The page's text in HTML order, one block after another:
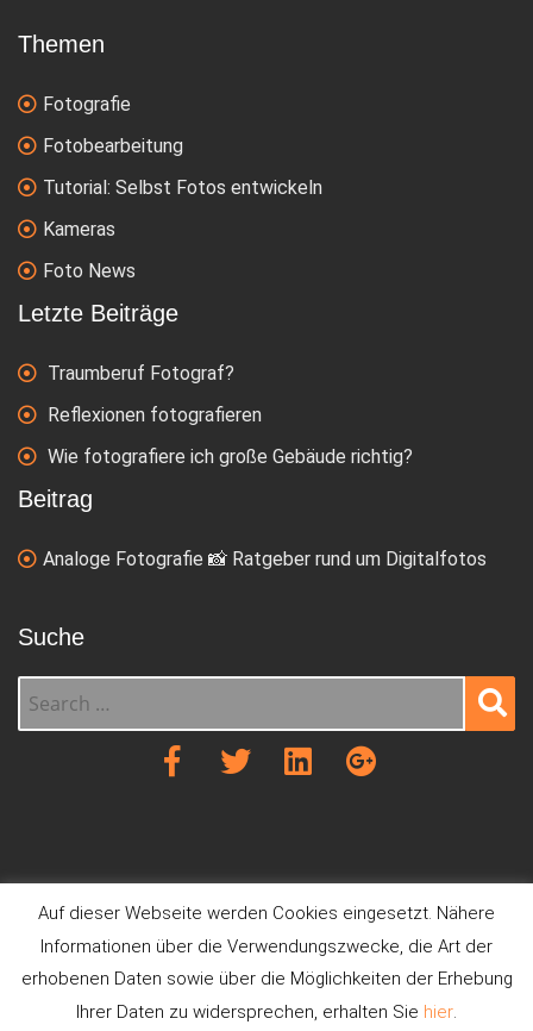
Themen
Fotografie
Fotobearbeitung
Tutorial: Selbst Fotos entwickeln
Kameras
Foto News
Letzte Beiträge
Traumberuf Fotograf?
Reflexionen fotografieren
Wie fotografiere ich große Gebäude richtig?
Beitrag
Analoge Fotografie 📸 Ratgeber rund um Digitalfotos
Suche
Sear
Digitalfotos entwickeln Datenschutz Impressum
Auf dieser Webseite werden Cookies eingesetzt. Nähere
Informationen über die Verwendungszwecke, die Art der
erhobenen Daten sowie über die Möglichkeiten der Erhebung
Ihrer Daten zu widersprechen, erhalten Sie hier.